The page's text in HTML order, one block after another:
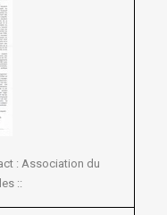
: Association du
::